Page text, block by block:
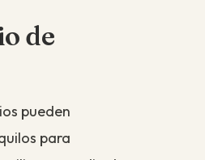
de
pueden
para